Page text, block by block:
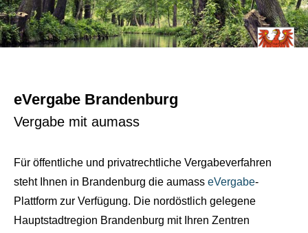
eVergabe Brandenburg
Vergabe mit aumass
Für öffentliche und privatrechtliche Vergabeverfahren
steht Ihnen in Brandenburg die aumass eVergabe-
Plattform zur Verfügung. Die nordöstlich gelegene
Hauptstadtregion Brandenburg mit Ihren Zentren